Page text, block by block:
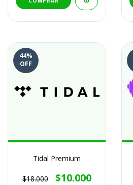
44%
OFF
Tidal Premium
$18.000 $10.000